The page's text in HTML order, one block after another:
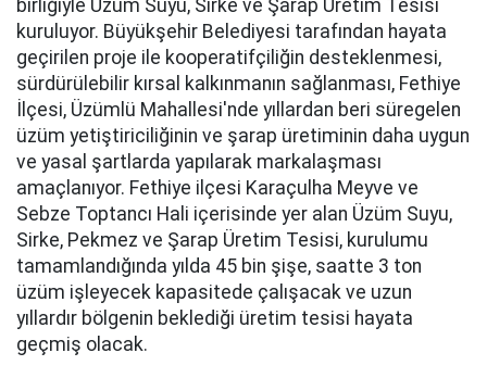
birliğiyle Üzüm Suyu, Sirke ve Şarap Üretim Tesisi
kuruluyor. Büyükşehir Belediyesi tarafından hayata
geçirilen proje ile kooperatifçiliğin desteklenmesi,
sürdürülebilir kırsal kalkınmanın sağlanması, Fethiye
İlçesi, Üzümlü Mahallesi'nde yıllardan beri süregelen
üzüm yetiştiriciliğinin ve şarap üretiminin daha uygun
ve yasal şartlarda yapılarak markalaşması
amaçlanıyor. Fethiye ilçesi Karaçulha Meyve ve
Sebze Toptancı Hali içerisinde yer alan Üzüm Suyu,
Sirke, Pekmez ve Şarap Üretim Tesisi, kurulumu
tamamlandığında yılda 45 bin şişe, saatte 3 ton
üzüm işleyecek kapasitede çalışacak ve uzun
yıllardır bölgenin beklediği üretim tesisi hayata
geçmiş olacak.